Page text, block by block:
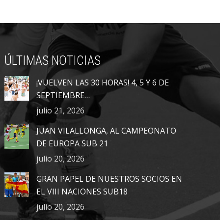
ÚLTIMAS NOTICIAS
¡VUELVEN LAS 30 HORAS! 4, 5 Y 6 DE
SEPTIEMBRE…
julio 21, 2026
JUAN VILALLONGA, AL CAMPEONATO
DE EUROPA SUB 21
julio 20, 2026
GRAN PAPEL DE NUESTROS SOCIOS EN
EL VIII NACIONES SUB18
julio 20, 2026